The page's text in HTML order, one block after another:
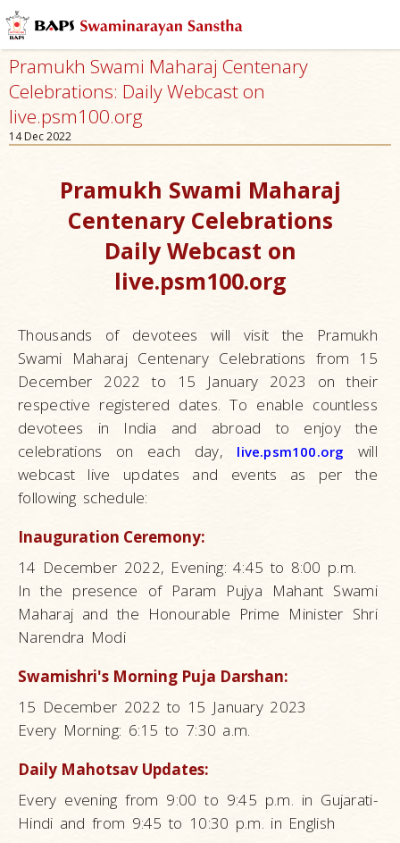
Pramukh Swami Maharaj Centenary
Celebrations: Daily Webcast on
live.psm100.org
14 Dec 2022
Pramukh Swami Maharaj
Centenary Celebrations
Daily Webcast on
live.psm100.org
Thousands of devotees will visit the Pramukh
Swami Maharaj Centenary Celebrations from 15
December 2022 to 15 January 2023 on their
respective registered dates. To enable countless
devotees in India and abroad to enjoy the
celebrations on each day,
live.psm100.org
will
webcast live updates and events as per the
following schedule:
Inauguration Ceremony:
14 December 2022, Evening: 4:45 to 8:00 p.m.
In the presence of Param Pujya Mahant Swami
Maharaj and the Honourable Prime Minister Shri
Narendra Modi
Swamishri's Morning Puja Darshan:
15 December 2022 to 15 January 2023
Every Morning: 6:15 to 7:30 a.m.
Daily Mahotsav Updates:
Every evening from 9:00 to 9:45 p.m. in Gujarati-
Hindi and from 9:45 to 10:30 p.m. in English